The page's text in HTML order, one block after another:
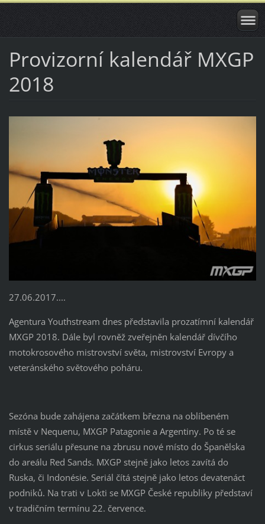
Provizorní kalendář MXGP
2018
27.06.2017....
Agentura Youthstream dnes představila prozatímní kalendář
MXGP 2018. Dále byl rovněž zveřejněn kalendář dívčího
motokrosového mistrovství světa, mistrovství Evropy a
veteránského světového poháru.
Sezóna bude zahájena začátkem března na oblíbeném
místě v Nequenu, MXGP Patagonie a Argentiny. Po té se
cirkus seriálu přesune na zbrusu nové místo do Španělska
do areálu Red Sands. MXGP stejně jako letos zavítá do
Ruska, či Indonésie. Seriál čítá stejně jako letos devatenáct
podniků. Na trati v Lokti se MXGP České republiky představí
v tradičním termínu 22. července.